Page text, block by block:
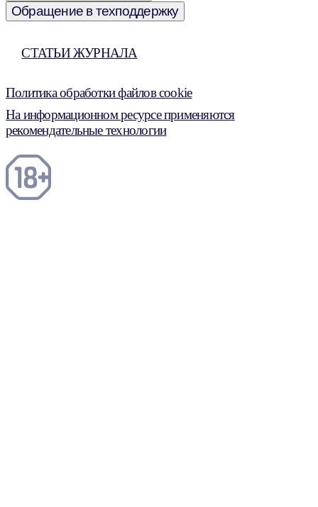
Обращение в техподдержку
СТАТЬИ ЖУРНАЛА
Политика обработки файлов cookie
На информационном ресурсе применяются
рекомендательные технологии